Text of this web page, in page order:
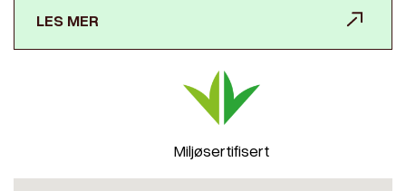
LES MER
Miljøsertifisert